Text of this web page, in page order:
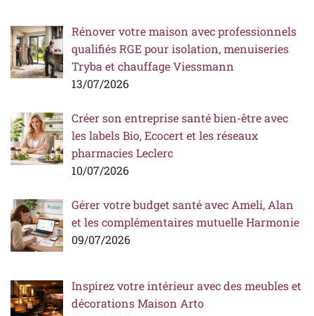
Rénover votre maison avec professionnels
qualifiés RGE pour isolation, menuiseries
Tryba et chauffage Viessmann
13/07/2026
Créer son entreprise santé bien-être avec
les labels Bio, Ecocert et les réseaux
pharmacies Leclerc
10/07/2026
Gérer votre budget santé avec Ameli, Alan
et les complémentaires mutuelle Harmonie
09/07/2026
Inspirez votre intérieur avec des meubles et
décorations Maison Arto